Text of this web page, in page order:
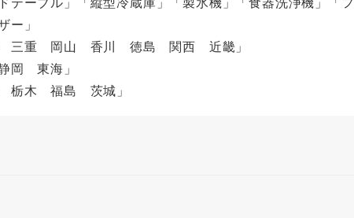
ー」
重 岡山 香川 徳島 関西 近畿」
東海」
栃木 福島 茨城」